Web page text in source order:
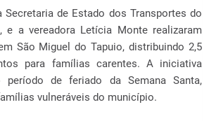
Secretaria de Estado dos Transportes do
e a vereadora Letícia Monte realizaram
São Miguel do Tapuio, distribuindo 2,5
para famílias carentes. A iniciativa
período de feriado da Semana Santa,
vulneráveis do município.